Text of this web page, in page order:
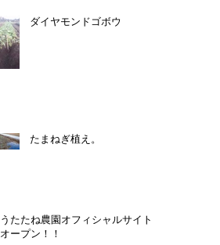
ダイヤモンドゴボウ
たまねぎ植え。
うたたね農園オフィシャルサイト
オープン！！